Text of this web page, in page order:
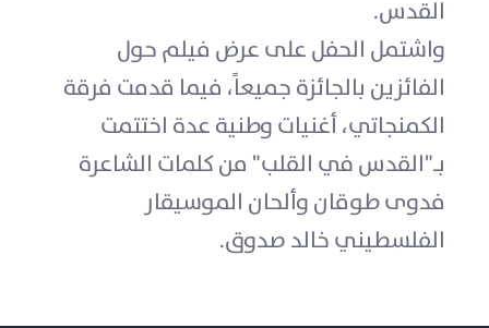
القدس.
واشتمل الحفل على عرض فيلم حول
الفائزين بالجائزة جميعاً، فيما قدمت فرقة
الكمنجاتي، أغنيات وطنية عدة اختتمت
بـ"القدس في القلب" من كلمات الشاعرة
فدوى طوقان وألحان الموسيقار
الفلسطيني خالد صدوق.